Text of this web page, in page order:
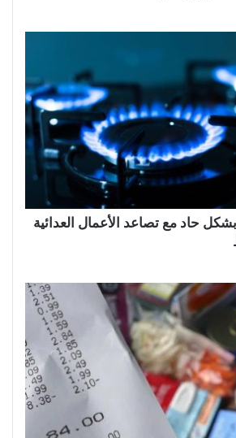
بشكل حاد مع تصاعد الأعمال العدائية